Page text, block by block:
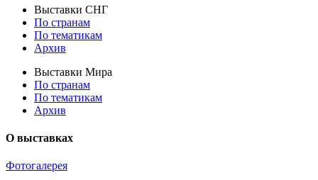
Выставки СНГ
По странам
По тематикам
Архив
Выставки Мира
По странам
По тематикам
Архив
О выставках
Фотогалерея